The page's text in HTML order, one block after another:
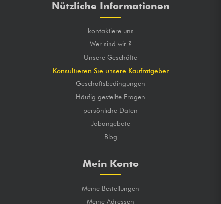
Nützliche Informationen
kontaktiere uns
Wer sind wir ?
Unsere Geschäfte
Konsultieren Sie unsere Kaufratgeber
Geschäftsbedingungen
Häufig gestellte Fragen
persönliche Daten
Jobangebote
Blog
Mein Konto
Meine Bestellungen
Meine Adressen